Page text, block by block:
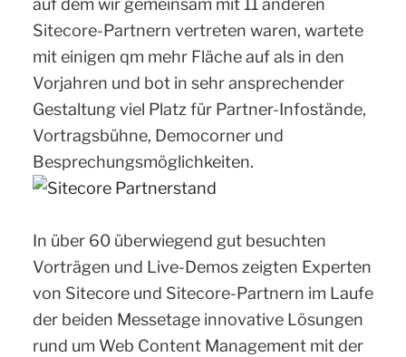
auf dem wir gemeinsam mit 11 anderen
Sitecore-Partnern vertreten waren, wartete
mit einigen qm mehr Fläche auf als in den
Vorjahren und bot in sehr ansprechender
Gestaltung viel Platz für Partner-Infostände,
Vortragsbühne, Democorner und
Besprechungsmöglichkeiten.
In über 60 überwiegend gut besuchten
Vorträgen und Live-Demos zeigten Experten
von Sitecore und Sitecore-Partnern im Laufe
der beiden Messetage innovative Lösungen
rund um Web Content Management mit der